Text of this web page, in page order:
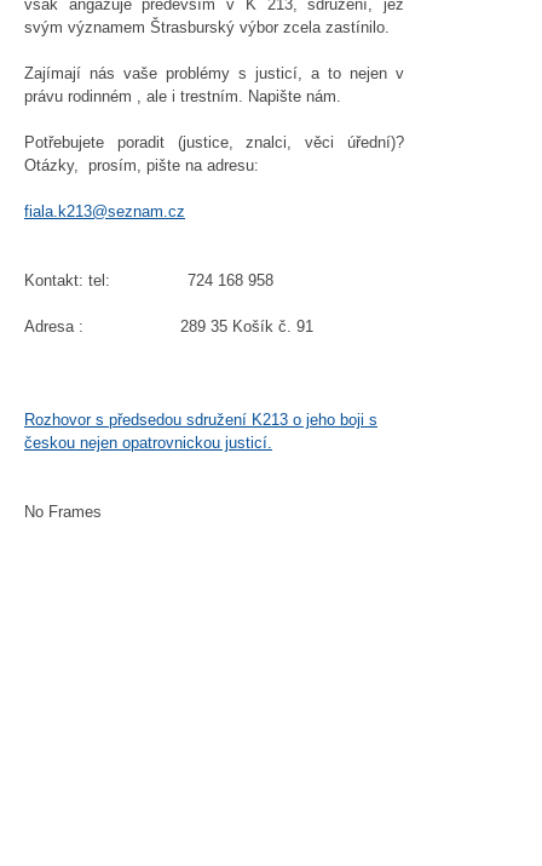
však angažuje především v K 213, sdružení, jež
svým významem Štrasburský výbor zcela zastínilo.
Zajímají nás vaše problémy s justicí, a to nejen v
právu rodinném , ale i trestním. Napište nám.
Potřebujete poradit (justice, znalci, věci úřední)?
Otázky, prosím, pište na adresu:
fiala.k213@seznam.cz
Kontakt: tel: 724 168 958
Adresa : 289 35 Košík č. 91
Rozhovor s předsedou sdružení K213 o jeho boji s
českou nejen opatrovnickou justicí.
No Frames